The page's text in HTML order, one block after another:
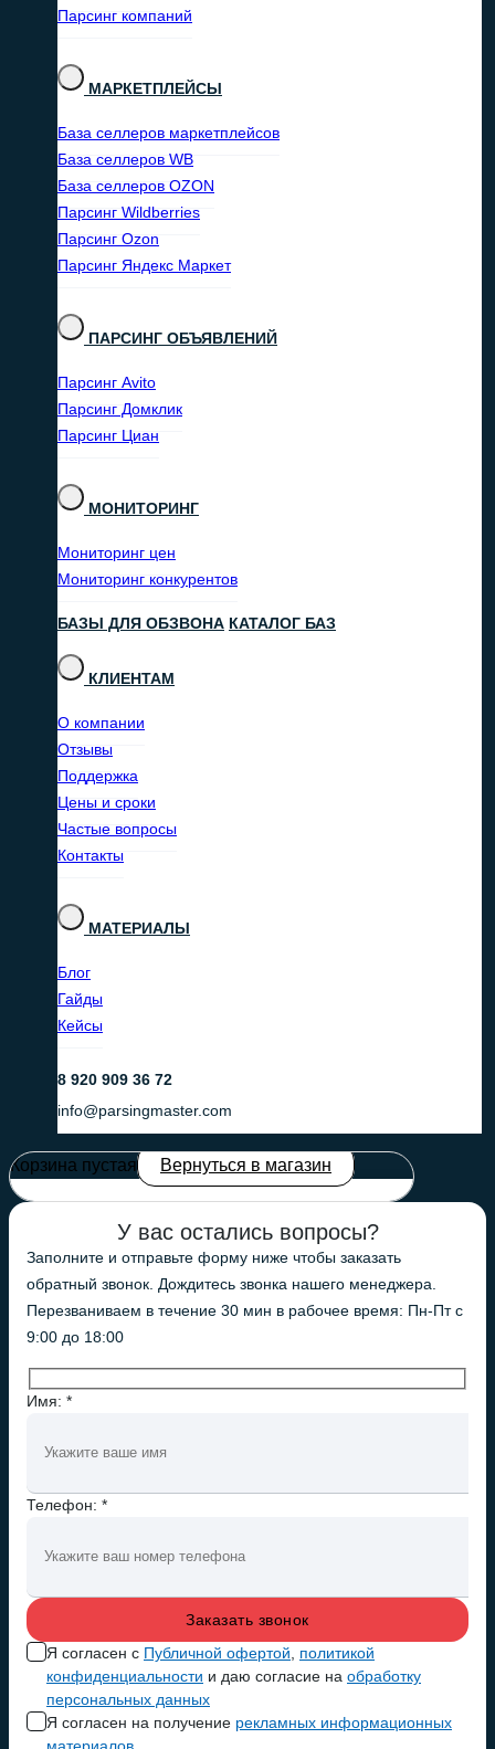
Парсинг компаний
МАРКЕТПЛЕЙСЫ
База селлеров маркетплейсов
База селлеров WB
База селлеров OZON
Парсинг Wildberries
Парсинг Ozon
Парсинг Яндекс Маркет
ПАРСИНГ ОБЪЯВЛЕНИЙ
Парсинг Avito
Парсинг Домклик
Парсинг Циан
МОНИТОРИНГ
Мониторинг цен
Мониторинг конкурентов
БАЗЫ ДЛЯ ОБЗВОНА КАТАЛОГ БАЗ
КЛИЕНТАМ
О компании
Отзывы
Поддержка
Цены и сроки
Частые вопросы
Контакты
МАТЕРИАЛЫ
Блог
Гайды
Кейсы
8 920 909 36 72
info@parsingmaster.com
Корзина пустая Вернуться в магазин
У вас остались вопросы?
Заполните и отправьте форму ниже чтобы заказать
обратный звонок. Дождитесь звонка нашего менеджера.
Перезваниваем в течение 30 мин в рабочее время: Пн-Пт с
9:00 до 18:00
Имя: *
Телефон: *
Я согласен с Публичной офертой
политикой
конфиденциальности и даю согласие на обработку
персональных данных
Я согласен на получение рекламных информационных
материалов